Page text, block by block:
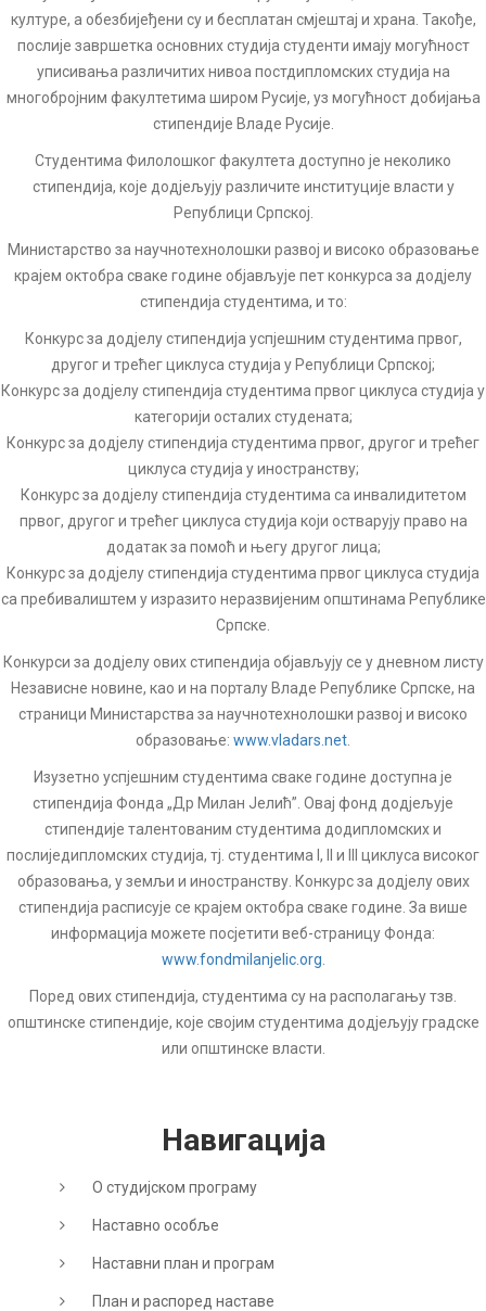
културе, а обезбијеђени су и бесплатан смјештај и храна. Такође,
послије завршетка основних студија студенти имају могућност
уписивања различитих нивоа постдипломских студија на
многобројним факултетима широм Русије, уз могућност добијања
стипендије Владе Русије.
Студентима Филолошког факултета доступно је неколико
стипендија, које додјељују различите институције власти у
Републици Српској.
Министарство за научнотехнолошки развој и високо образовање
крајем октобра свaке године објављује пет конкурса за додјелу
стипендија студентима, и то:
Конкурс за додјелу стипендија успјешним студентима првог,
другог и трећег циклуса студија у Републици Српској;
Конкурс за додјелу стипендија студентима првог циклуса студија у
категорији осталих студената;
Конкурс за додјелу стипендија студентима првог, другог и трећег
циклуса студија у иностранству;
Конкурс за додјелу стипендија студентима са инвалидитетом
првог, другог и трећег циклуса студија који остварују право на
додатак за помоћ и његу другог лица;
Конкурс за додјелу стипендија студентима првог циклуса студија
са пребивалиштем у изразито неразвијеним општинама Републике
Српске.
Конкурси за додјелу ових стипендија објављују се у дневном листу
Независне новине, као и на порталу Владе Републике Српске, на
страници Министарства за научнотехнолошки развој и високо
образовање: www.vladars.net
Изузетно успјешним студентима сваке године доступна је
стипендија Фонда „Др Милан Јелић”. Овај фонд додјељује
стипендије талентованим студентима додипломских и
послиједипломских студија, тј. студентима I, II и III циклуса високог
образовања, у земљи и иностранству. Конкурс за додјелу ових
стипендија расписује се крајем октобра сваке године. За више
информација можете посјетити веб-страницу Фонда:
www.fondmilanjelic.org
Поред ових стипендија, студентима су на располагању тзв.
општинске стипендије, које својим студентима додјељују градске
или општинске власти.
Навигација
О студијском програму
Наставно особље
Наставни план и програм
План и распоред наставе